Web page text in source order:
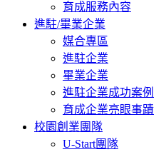
育成服務內容
進駐/畢業企業
媒合專區
進駐企業
畢業企業
進駐企業成功案例
育成企業亮眼事蹟
校園創業團隊
U-Start團隊